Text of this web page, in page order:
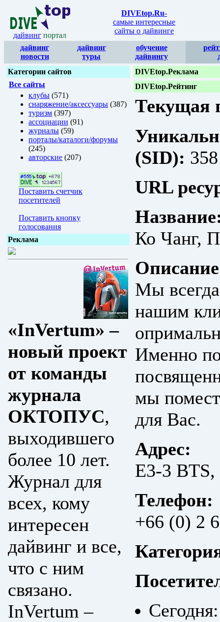
дайвинг портал
DIVEtop.Ru-
самые интересные
сайты о дайвинге
дайвинг
новости
дайвинг
туры
обучение
дайвингу
Категории сайтов
Все сайты
клубы (571)
снаряжение/аксессуары (387)
туризм (397)
ассоциации (91)
журналы (59)
порталы/каталоги/форумы
(245)
авторские (207)
Поставить счетчик
посетителей
Поставить кнопку
голосования
Реклама
«InVertum» –
новый проект
от команды
журнала
ОКТОПУС,
выходившего
более 10 лет.
Журнал для
всех, кому
интересен
дайвинг и все,
что с ним
связано.
InVertum –
DIVEtop.Реклама
DIVEtop.Рейтинг
Текущая
(SID): 358
URL
Ко Чанг,
Мы
нашим
Именно
мы
для Вас.
Адрес:
E3-3
Телефон:
+66 (0) 2